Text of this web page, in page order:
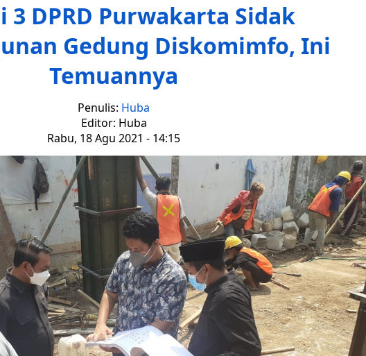
3 DPRD Purwakarta Sidak
Gedung Diskomimfo, Ini
Temuannya
Penulis: Huba
Editor: Huba
Rabu, 18 Agu 2021 - 14:15